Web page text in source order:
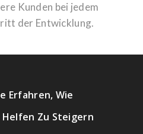
Kunden bei jedem
der Entwicklung.
Erfahren, Wie
Helfen Zu Steigern